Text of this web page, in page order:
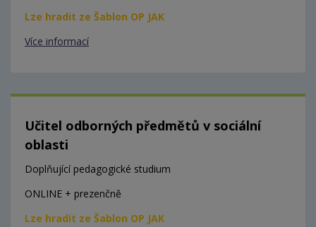
Lze hradit ze Šablon OP JAK
Více informací
Učitel odborných předmětů v sociální
oblasti
Doplňující pedagogické studium
ONLINE + prezenčně
Lze hradit ze Šablon OP JAK